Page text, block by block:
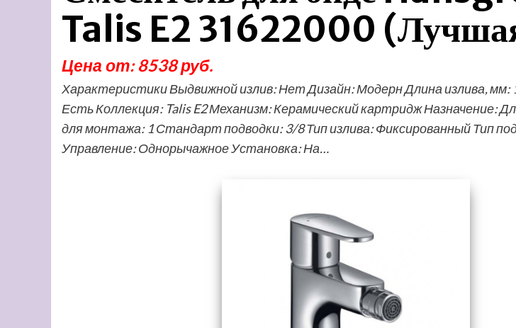
Talis E2 31622000
Цена от: 8538 руб.
Характеристики Выдвижной излив: Нет Дизайн: Модерн Длина излива, мм:
Есть Коллекция: Talis E2 Механизм: Керамический картридж Назначение:
для монтажа: 1 Стандарт подводки: 3/8 Тип излива: Фиксированный Тип
Управление: Однорычажное Установка: На…